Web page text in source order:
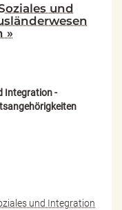
und
»
Integration -
und Integration